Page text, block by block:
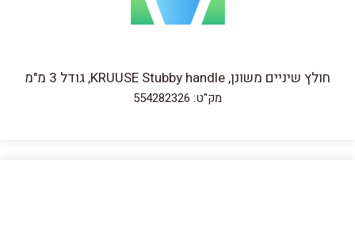
חולץ שיניים משונן, KRUUSE Stubby handle, גודל 3 מ"מ
מק"ט: 554282326